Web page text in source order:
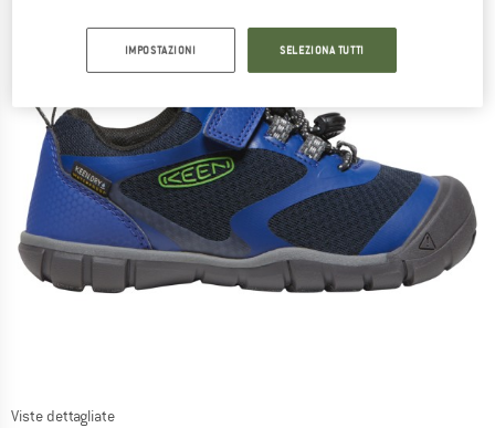
Viste dettagliate
IMPOSTAZIONI SELEZIONA TUTTI